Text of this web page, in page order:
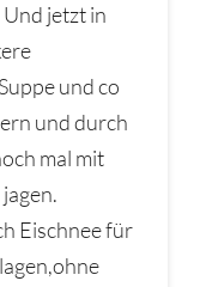
jetzt in
und co
und durch
mal mit
Eischnee für